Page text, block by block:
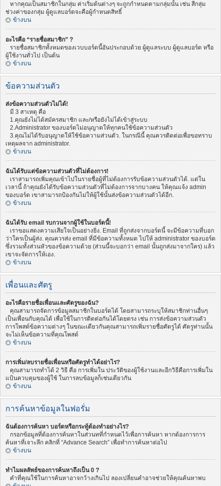
หากคุณเป็นสมาชิกในกลุ่ม ค่าเริ่มต้นต่างๆ จะถูกกำหนดตามกลุ่มนั้น เช่น สีกลุ่ม
ช่วงค่าของกลุ่ม ผู้ดูแลบอร์ดจะคือผู้กำหนดสิทธิ์
ข้างบน
อะไรคือ “รายชื่อสมาชิก” ?
รายชื่อสมาชิกทั้งหมดของเวบบอร์ดนี้อันประกอบด้วย ผู้ดูแลระบบ ผู้ดูแลบอร์ด หรือ
ผู้ใช้งานทั่วไป เป็นต้น
ข้างบน
ข้อความส่วนตัว
ส่งข้อความส่วนตัวไม่ได้!
มี 3 สาเหตุ คือ
1.คุณยังไม่ได้สมัครสมาชิก และ/หรือยังไม่ได้เข้าสู่ระบบ
2.Administrator ของบอร์ดไม่อนุญาตให้ทุกคนใช้ข้อความส่วนตัว
3.คุณไม่ได้รับอนุญาตให้ใช้ข้อความส่วนตัว. ในกรณีนี้ คุณควรติดต่อเพื่อขอทราบ
เหตุผลจาก administrator.
ข้างบน
ฉันได้รับแต่ข้อความส่วนตัวที่ไม่ต้องการ!
เราสามารถเพิ่มคุณเข้าไปในรายชื่อผู้ที่ไม่ต้องการรับข้อความส่วนตัวได้. แต่ใน
เวลานี้ ถ้าคุณยังได้รับข้อความส่วนตัวที่ไม่ต้องการจากบางคน ให้คุณแจ้ง admin
ของบอร์ด เขาสามารถป้องกันไม่ให้ผู้ใช้นั้นส่งข้อความส่วนตัวได้อีก.
ข้างบน
ฉันได้รับ email รบกวนจากผู้ใช้ในบอร์ดนี้!
เราขอแสดงความเสียใจเป็นอย่างยิ่ง. Email ที่ถูกส่งจากบอร์ดนี้ จะมีข้อความที่บอก
ว่าใครเป็นผู้ส่ง. คุณควรส่ง email ที่มีข้อความทั้งหมด ไปให้ administrator ของบอร์ด
ซึ่งรวมทั้งส่วนหัวของข้อความด้วย (ส่วนนี้จะบอกว่า email นั้นถูกส่งมาจากใคร) แล้ว
เขาจะจัดการให้เอง.
ข้างบน
เพื่อนและศัตรู
อะไรคือรายชื่อเพื่อนและศัตรูของฉัน?
คุณสามารถจัดการข้อมูลสมาชิกในบอร์ดได้ โดยสามารถระบุให้สมาชิกท่านอื่นๆ
เป็นเพื่อนกับคุณได้ เพื่อใช้ในการติดต่อกันได้โดยตรง เช่น การส่งข้อความส่วนตัว
การโพสต์ข้อความต่างๆ ในขณะเดียวกันคุณสามารถเพิ่มรายชื่อศัตรูได้ ศัตรูท่านนั้น
จะไม่เห็นข้อความที่คุณโพสต์
ข้างบน
การเพิ่ม/ลบรายชื่อเพื่อนหรือศัตรูทำได้อย่าไร?
คุณสามารถทำได้ 2 วิธี คือ การเพิ่มใน ประวัติของผู้ใช้งานและอีกวิธีคือการเพิ่มใน
แป้นควบคุมของผู้ใช้ ในการลบข้อมูลก็เช่นเดียวกัน
ข้างบน
การค้นหาข้อมูลในฟอรั่ม
ฉันต้องการค้นหา บอร์ดหรือกระทู้ต้องทำอย่างไร?
กรอกข้อมูลที่ต้องการค้นหาในส่วนทที่กำหนดไว้เพื่อการค้นหา หากต้องการการ
ค้นหาที่เจาะลึก คลิกที่ “Advance Search” เพื่อทำการค้นหาต่อไป
ข้างบน
ทำไมผลลัพธ์ของการค้นหาถึงเป็น 0 ?
คำที่คุณใช้ในการค้นหาอาจกว้างเกินไป ลองเปลี่ยนคำอาจช่วยให้คุณค้นหาพบ